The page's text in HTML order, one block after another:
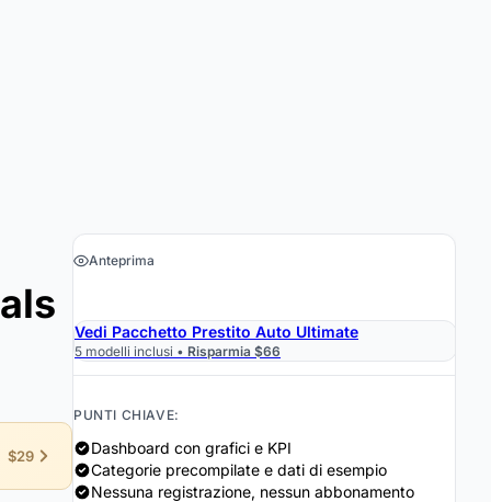
$29
Anteprima
Vedi Pacchetto Prestito Auto Ultimate
5 modelli inclusi • Risparmia $66
PUNTI CHIAVE:
Dashboard con grafici e KPI
Categorie precompilate e dati di esempio
Nessuna registrazione, nessun abbonamento